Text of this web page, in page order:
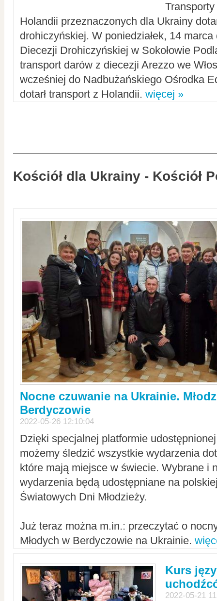
Holandii przeznaczonych dla Ukrainy
drohiczyńskiej. W poniedziałek, 14
Diecezji Drohiczyńskiej w Sokołowie
transport darów z diecezji Arezzo we
wcześniej do Nadbużańskiego Ośrodka
dotarł transport z Holandii. więcej »
Kościół dla Ukrainy - Kościół
Nocne czuwanie na Ukrainie.
Berdyczowie
2022-05-26 12:10:04
Dzięki specjalnej platformie
możemy śledzić wszystkie wydarzenia
które mają miejsce w świecie. Wybrane i
wydarzenia będą udostępniane na
Światowych Dni Młodzieży.
Już teraz można m.in.: przeczytać o
Młodych w Berdyczowie na Ukrainie.
Kurs
2022-05-21